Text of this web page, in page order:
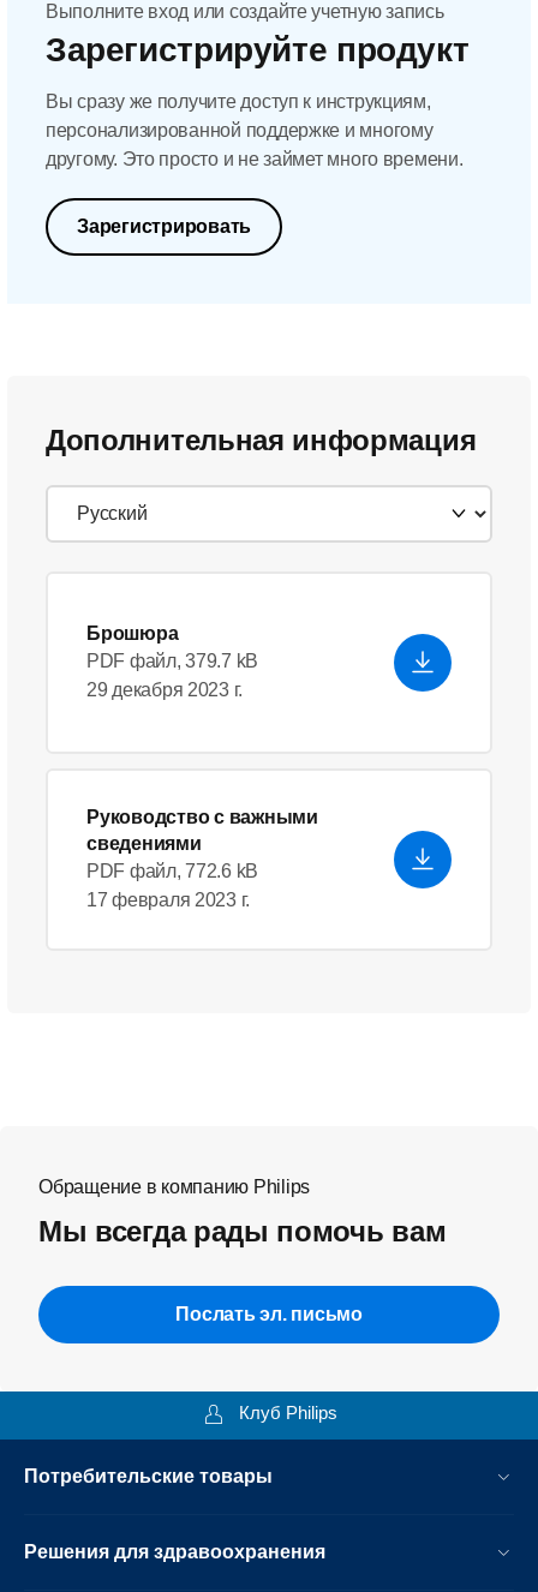
Выполните вход или создайте учетную запись
Зарегистрируйте продукт
Вы сразу же получите доступ к инструкциям,
персонализированной поддержке и многому
другому. Это просто и не займет много времени.
Зарегистрировать
Дополнительная информация
Брошюра
PDF файл, 379.7 kB
29 декабря 2023 г.
Руководство с важными
сведениями
PDF файл, 772.6 kB
17 февраля 2023 г.
Обращение в компанию Philips
Мы всегда рады помочь вам
Послать эл. письмо
Клуб Philips
Потребительские товары
Решения для здравоохранения